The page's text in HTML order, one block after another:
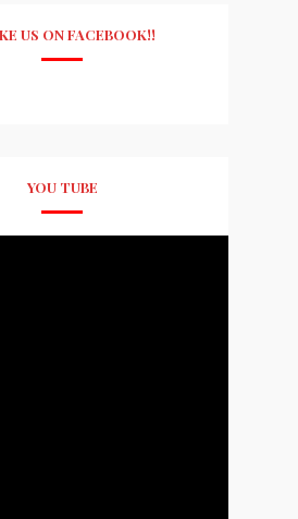
US ON FACEBOOK!!
YOU TUBE